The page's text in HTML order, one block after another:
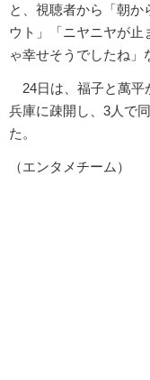
と、視聴者から「朝
ウト」「ニヤニヤが止
ゃ幸せそうでしたね」
24日は、福子と萬平
兵庫に疎開し、3人で
た。
（エンタメチーム）